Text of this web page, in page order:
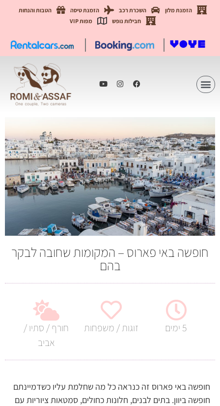
הזמנת מלון השכרת רכב הזמנת טיסה
הטבות והנחות
חבילות נופש
מפות VIP
חופשה באי פארוס – המקומות שחובה לבקר
בהם
5 ימים זוגות / משפחות
חורף / סתיו /
אביב
חופשה באי פארוס זה כנראה כל מה שחלמת עליו כשדמיינתם
חופשה ביוון. בתים לבנים, חלונות כחולים, סמטאות ציוריות עם